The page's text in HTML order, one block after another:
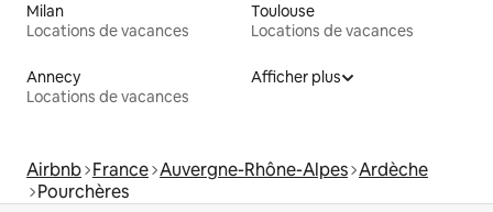
Milan
Locations de vacances
Toulouse
Locations de vacances
Annecy
Locations de vacances
Afficher plus
Airbnb France Auvergne-Rhône-Alpes Ardèche
Pourchères